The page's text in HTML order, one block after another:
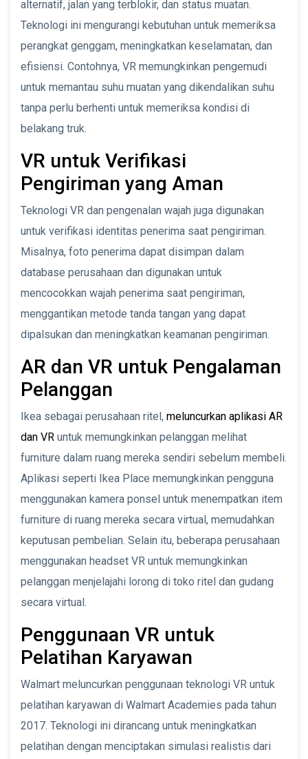
alternatif, jalan yang terblokir, dan status muatan.
Teknologi ini mengurangi kebutuhan untuk memeriksa
perangkat genggam, meningkatkan keselamatan, dan
efisiensi. Contohnya, VR memungkinkan pengemudi
untuk memantau suhu muatan yang dikendalikan suhu
tanpa perlu berhenti untuk memeriksa kondisi di
belakang truk.
VR untuk Verifikasi
Pengiriman yang Aman
Teknologi VR dan pengenalan wajah juga digunakan
untuk verifikasi identitas penerima saat pengiriman.
Misalnya, foto penerima dapat disimpan dalam
database perusahaan dan digunakan untuk
mencocokkan wajah penerima saat pengiriman,
menggantikan metode tanda tangan yang dapat
dipalsukan dan meningkatkan keamanan pengiriman.
AR dan VR untuk Pengalaman
Pelanggan
Ikea sebagai perusahaan ritel, meluncurkan aplikasi AR
dan VR untuk memungkinkan pelanggan melihat
furniture dalam ruang mereka sendiri sebelum membeli.
Aplikasi seperti Ikea Place memungkinkan pengguna
menggunakan kamera ponsel untuk menempatkan item
furniture di ruang mereka secara virtual, memudahkan
keputusan pembelian. Selain itu, beberapa perusahaan
menggunakan headset VR untuk memungkinkan
pelanggan menjelajahi lorong di toko ritel dan gudang
secara virtual.
Penggunaan VR untuk
Pelatihan Karyawan
Walmart meluncurkan penggunaan teknologi VR untuk
pelatihan karyawan di Walmart Academies pada tahun
2017. Teknologi ini dirancang untuk meningkatkan
pelatihan dengan menciptakan simulasi realistis dari